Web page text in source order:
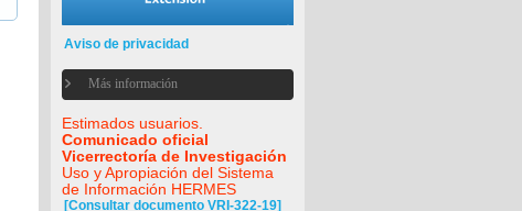
Aviso de privacidad
Más información
Estimados usuarios.
Comunicado oficial
Vicerrectoría de Investigación
Uso y Apropiación del Sistema
de Información HERMES
[Consultar documento VRI-322-19]